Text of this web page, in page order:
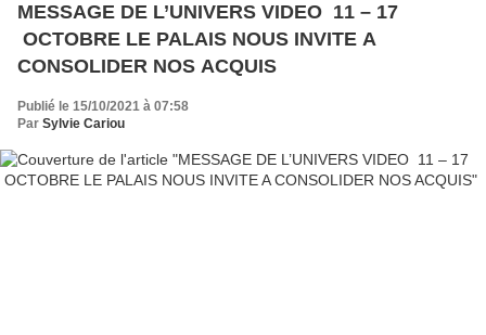
MESSAGE DE L’UNIVERS VIDEO 11 – 17
OCTOBRE LE PALAIS NOUS INVITE A
CONSOLIDER NOS ACQUIS
Publié le 15/10/2021 à 07:58
Par Sylvie Cariou